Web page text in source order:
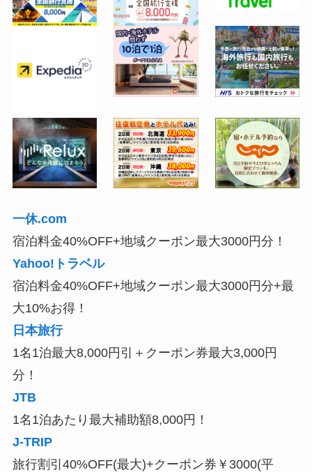
一休.com
宿泊料金40%OFF+地域クーポン最大3000円分！
Yahoo!トラベル
宿泊料金40%OFF+地域クーポン最大3000円分+最
大10%お得！
日本旅行
1名1泊最大8,000円引＋クーポン券最大3,000円
分！
JTB
1名1泊あたり最大補助額8,000円！
J-TRIP
旅行割引40%OFF(最大)+クーポン券￥3000(平